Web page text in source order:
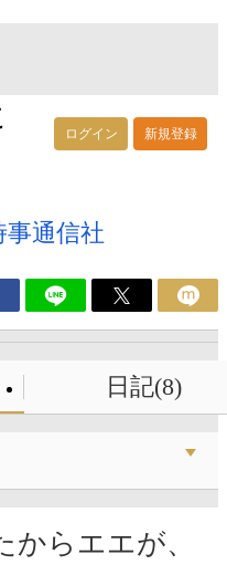
ログイン 新規登録
事通信社
日記(8)
からエエが、